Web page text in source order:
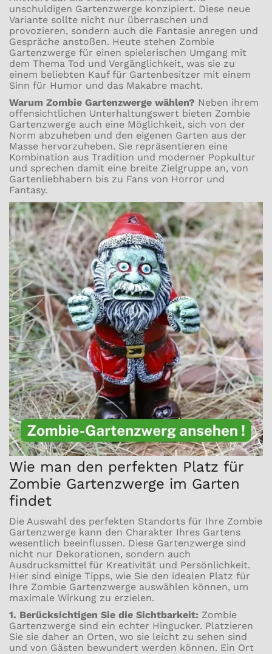
unschuldigen Gartenzwerge konzipiert. Diese neue
Variante sollte nicht nur überraschen und
provozieren, sondern auch die Fantasie anregen und
Gespräche anstoßen. Heute stehen Zombie
Gartenzwerge für einen spielerischen Umgang mit
dem Thema Tod und Vergänglichkeit, was sie zu
einem beliebten Kauf für Gartenbesitzer mit einem
Sinn für Humor und das Makabre macht.
Warum Zombie Gartenzwerge wählen? Neben ihrem
offensichtlichen Unterhaltungswert bieten Zombie
Gartenzwerge auch eine Möglichkeit, sich von der
Norm abzuheben und den eigenen Garten aus der
Masse hervorzuheben. Sie repräsentieren eine
Kombination aus Tradition und moderner Popkultur
und sprechen damit eine breite Zielgruppe an, von
Gartenliebhabern bis zu Fans von Horror und
Fantasy.
Wie man den perfekten Platz für
Zombie Gartenzwerge im Garten
findet
Die Auswahl des perfekten Standorts für Ihre Zombie
Gartenzwerge kann den Charakter Ihres Gartens
wesentlich beeinflussen. Diese Gartenzwerge sind
nicht nur Dekorationen, sondern auch
Ausdrucksmittel für Kreativität und Persönlichkeit.
Hier sind einige Tipps, wie Sie den idealen Platz für
Ihre Zombie Gartenzwerge auswählen können, um
maximale Wirkung zu erzielen.
1. Berücksichtigen Sie die Sichtbarkeit: Zombie
Gartenzwerge sind ein echter Hingucker. Platzieren
Sie sie daher an Orten, wo sie leicht zu sehen sind
und von Gästen bewundert werden können. Ein Ort